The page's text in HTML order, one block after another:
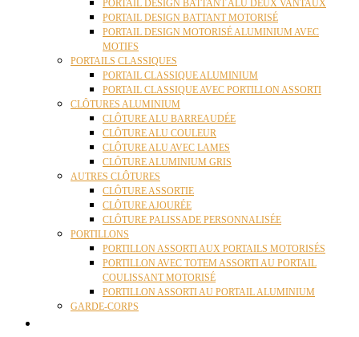
PORTAIL DESIGN BATTANT ALU DEUX VANTAUX
PORTAIL DESIGN BATTANT MOTORISÉ
PORTAIL DESIGN MOTORISÉ ALUMINIUM AVEC
MOTIFS
PORTAILS CLASSIQUES
PORTAIL CLASSIQUE ALUMINIUM
PORTAIL CLASSIQUE AVEC PORTILLON ASSORTI
CLÔTURES ALUMINIUM
CLÔTURE ALU BARREAUDÉE
CLÔTURE ALU COULEUR
CLÔTURE ALU AVEC LAMES
CLÔTURE ALUMINIUM GRIS
AUTRES CLÔTURES
CLÔTURE ASSORTIE
CLÔTURE AJOURÉE
CLÔTURE PALISSADE PERSONNALISÉE
PORTILLONS
PORTILLON ASSORTI AUX PORTAILS MOTORISÉS
PORTILLON AVEC TOTEM ASSORTI AU PORTAIL
COULISSANT MOTORISÉ
PORTILLON ASSORTI AU PORTAIL ALUMINIUM
GARDE-CORPS